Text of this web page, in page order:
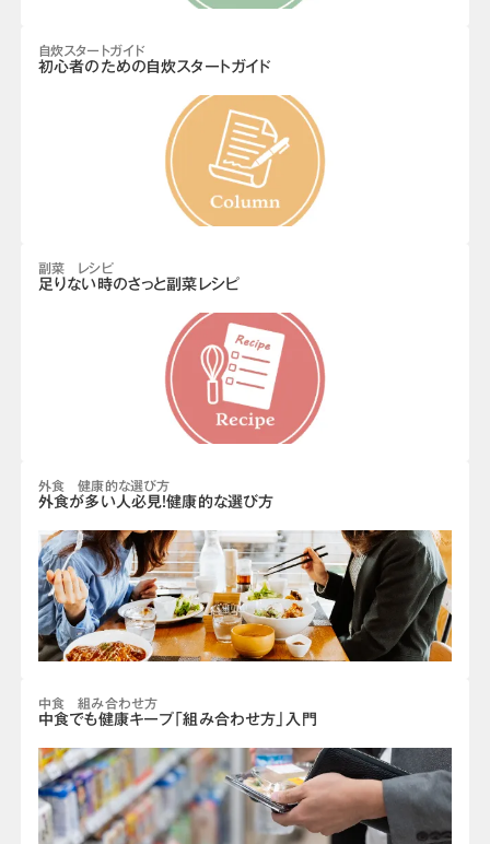
自炊スタートガイド
初心者のための自炊スタートガイド
副菜 レシピ
足りない時のさっと副菜レシピ
外食 健康的な選び方
外食が多い人必見！健康的な選び方
中食 組み合わせ方
中食でも健康キープ「組み合わせ方」入門